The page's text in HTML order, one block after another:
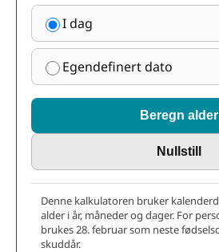
I dag
Egendefinert dato
Beregn alder
Nullstill
Denne kalkulatoren bruker
alder i år, måneder og dager. For
brukes 28. februar som neste
skuddår.